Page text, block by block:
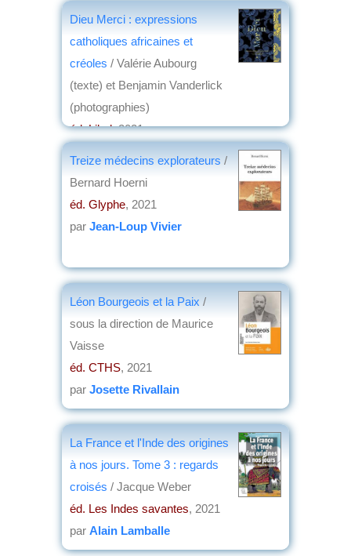
Dieu Merci : expressions
catholiques africaines et
créoles / Valérie Aubourg
(texte) et Benjamin Vanderlick
(photographies)
éd. Libel, 2021
Treize médecins explorateurs /
Bernard Hoerni
éd. Glyphe, 2021
par Jean-Loup Vivier
Léon Bourgeois et la Paix /
sous la direction de Maurice
Vaisse
éd. CTHS, 2021
par Josette Rivallain
La France et l'Inde des origines
à nos jours. Tome 3 : regards
croisés / Jacque Weber
éd. Les Indes savantes, 2021
par Alain Lamballe